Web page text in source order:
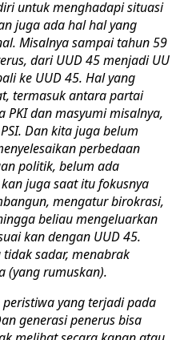
untuk menghadapi situasi
juga ada hal hal yang
Misalnya sampai tahun 59
dari UUD 45 menjadi UU
ke UUD 45. Hal yang
termasuk antara partai
dan masyumi misalnya,
Dan kita juga belum
perbedaan
politik, belum ada
juga saat itu fokusnya
mengatur birokrasi,
beliau mengeluarkan
kan dengan UUD 45.
sadar, menabrak
(yang rumuskan).
yang terjadi pada
generasi penerus bisa